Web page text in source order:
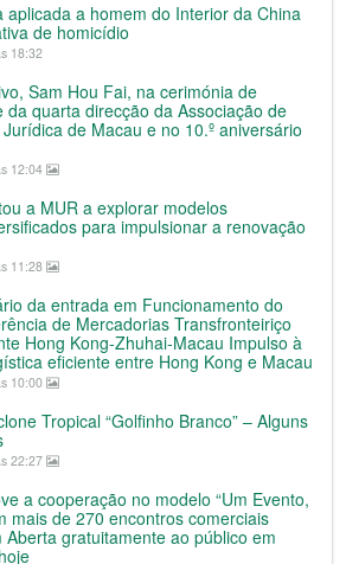
aplicada a homem do Interior da China
de homicídio
18:32
Sam Hou Fai, na cerimónia de
da quarta direcção da Associação de
de Macau e no 10.º aniversário
12:04
a MUR a explorar modelos
para impulsionar a renovação
11:28
da entrada em Funcionamento do
de Mercadorias Transfronteiriço
Hong Kong-Zhuhai-Macau Impulso à
eficiente entre Hong Kong e Macau
10:00
Tropical “Golfinho Branco” – Alguns
22:27
a cooperação no modelo “Um Evento,
mais de 270 encontros comerciais
Aberta gratuitamente ao público em